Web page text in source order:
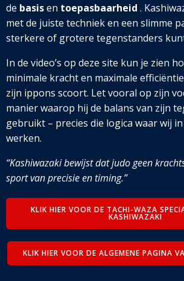
de basisen toepasbaarheid .
met de juiste techniek en een slimme
sterkere of grotere tegenstanders
In de video’s op deze site kun je zien
minimale kracht en maximale
zijn ippons scoort. Let vooral op zijn
manier waarop hij de balans van zijn
gebruikt – precies die logica waar wij
werken.
“Kashiwazaki bewijst dat judo geen
sport van precisie en timing.”
KLIK HIER VOOR DE TACHI-WAZA
KASHIWAZAKI
KLIK HIER VOOR DE ALGEMENE PAGINA